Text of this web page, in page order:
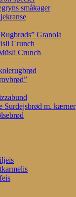
småkager
Granola
Crunch
Crunch
Surdejsbrød m. kærner